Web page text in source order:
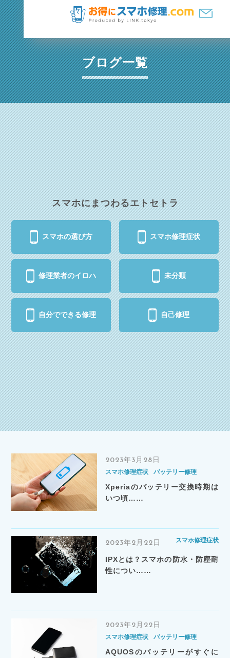
ブログ一覧
スマホにまつわるエトセトラ
スマホの選び方 スマホ修理症状
修理業者のイロハ 未分類
自分でできる修理 自己修理
2023年3月28日
スマホ修理症状 バッテリー修理
Xperiaのバッテリー交換時期は
いつ頃……
2023年2月22日 スマホ修理症状
IPXとは？スマホの防水・防塵耐
性につい……
2023年2月22日
スマホ修理症状 バッテリー修理
AQUOSのバッテリーがすぐに